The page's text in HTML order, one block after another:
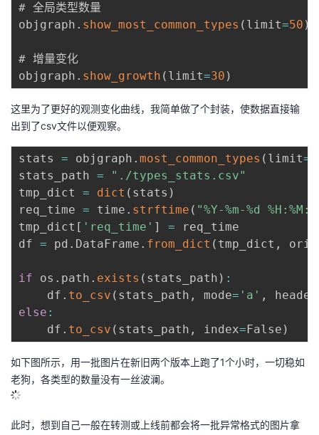
# 全局类型数量
objgraph . show_most_common_types ( limit=50 )
# 增量变化
objgraph . show_growth ( limit=30 )
这里为了更好的观测变化曲线，我简单做了个封装，使数据直接输
出到了csv文件以便观察。
stats = objgraph . most_common_types ( limit=
stats_path =
"./types_stats.csv"
tmp_dict = dict ( stats )
req_time = time . strftime ( "%Y-%m-%d
tmp_dict [ 'req_time' ] = req_time
df = pd . DataFrame . from_dict ( tmp_dict ,
if os . path . exists ( stats_path ) :
    df
. to_csv ( stats_path , mode= 'a' , header
else :
    df
. to_csv ( stats_path , index= False )
如下图所示，用一批图片在新旧两个版本上跑了1个小时，一切稳如
老狗，各类型的数量没有一丝波澜。
此时，想到自己一般在转测或上线前都会将一批异常格式的图片拿